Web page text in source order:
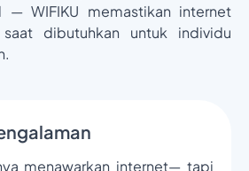
— WIFIKU memastikan internet
dibutuhkan untuk individu
menawarkan internet— tapi